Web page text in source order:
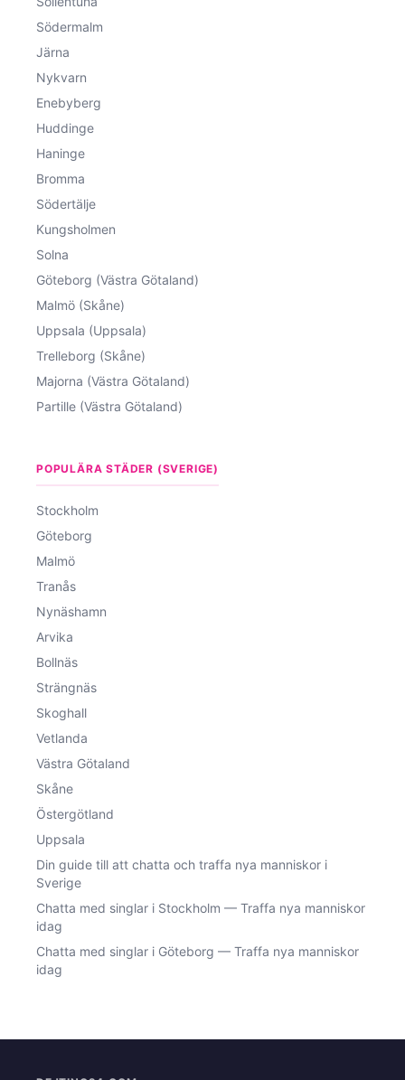
Södermalm
Järna
Nykvarn
Enebyberg
Huddinge
Haninge
Bromma
Södertälje
Kungsholmen
Solna
Göteborg (Västra Götaland)
Malmö (Skåne)
Uppsala (Uppsala)
Trelleborg (Skåne)
Majorna (Västra Götaland)
Partille (Västra Götaland)
POPULÄRA STÄDER (SVERIGE)
Stockholm
Göteborg
Malmö
Tranås
Nynäshamn
Arvika
Bollnäs
Strängnäs
Skoghall
Vetlanda
Västra Götaland
Skåne
Östergötland
Uppsala
Din guide till att chatta och traffa nya manniskor i
Sverige
Chatta med singlar i Stockholm — Traffa nya manniskor
idag
Chatta med singlar i Göteborg — Traffa nya manniskor
idag